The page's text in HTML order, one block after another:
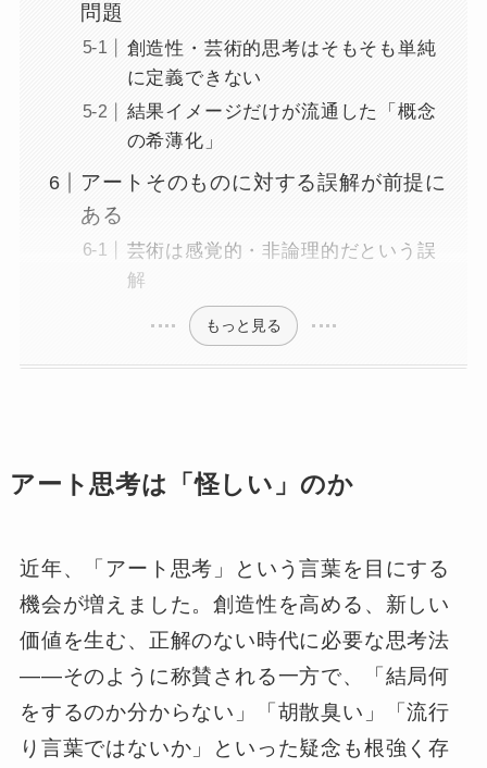
問題
創造性・芸術的思考はそもそも単純
に定義できない
結果イメージだけが流通した「概念
の希薄化」
アートそのものに対する誤解が前提に
ある
芸術は感覚的・非論理的だという誤
解
もっと見る
アート思考は「怪しい」のか
近年、「アート思考」という言葉を目にする
機会が増えました。創造性を高める、新しい
価値を生む、正解のない時代に必要な思考法
――そのように称賛される一方で、「結局何
をするのか分からない」「胡散臭い」「流行
り言葉ではないか」といった疑念も根強く存